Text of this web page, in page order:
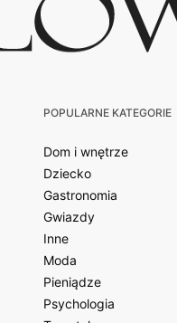
POPULARNE KATEGORIE
Dom i wnętrze
Dziecko
Gastronomia
Gwiazdy
Inne
Moda
Pieniądze
Psychologia